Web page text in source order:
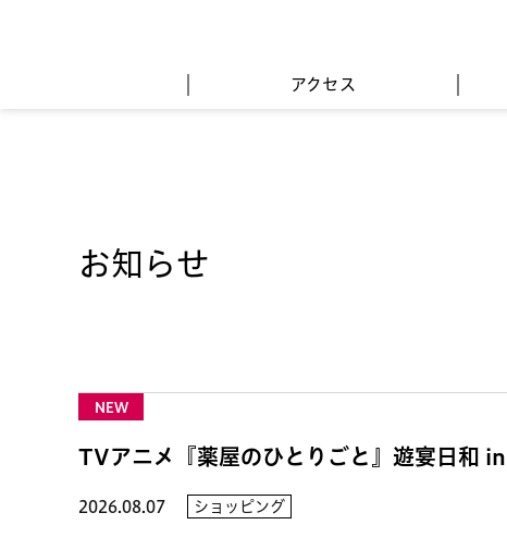
アクセス
お知らせ
NEW
TVアニメ『薬屋のひとりごと』遊宴日和
2026.08.07 ショッピング